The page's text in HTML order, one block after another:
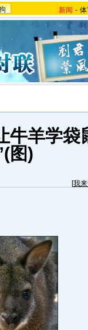
新闻 -
牛羊学袋
图)
[我